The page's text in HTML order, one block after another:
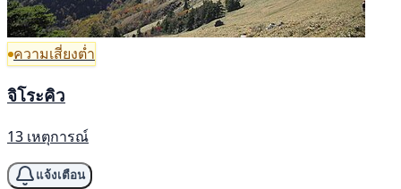
ความเสี่ยงต่ำ
จิโระคิว
13 เหตุการณ์
แจ้งเตือน